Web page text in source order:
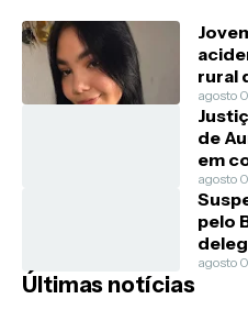
rural
agosto
de
em
agosto
pelo
agosto
Últimas notícias